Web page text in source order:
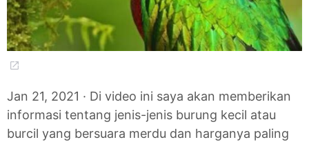
Jan 21, 2021 · Di video ini saya akan memberikan
informasi tentang jenis-jenis burung kecil atau
burcil yang bersuara merdu dan harganya paling